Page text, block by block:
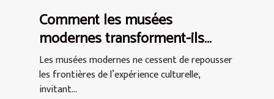
Comment les musées
modernes transforment-ils
l'expérience culturelle ?
Les musées modernes ne cessent de repousser
les frontières de l’expérience culturelle,
invitant...